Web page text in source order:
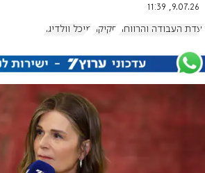
9.07.26, 11:39
ועדת העבודה והרווחה חקיקה מיכל וולדיגר